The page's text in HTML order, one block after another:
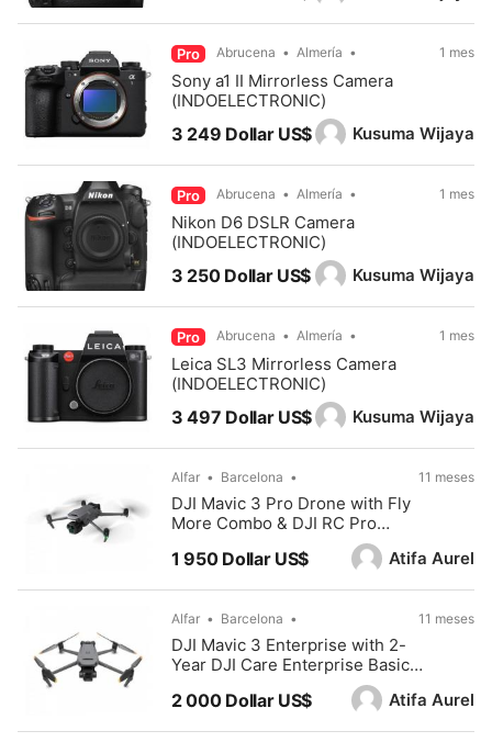
Kusuma Wijaya
Pro Abrucena Almería 1 mes
Sony a1 II Mirrorless Camera
(INDOELECTRONIC)
3 249 Dollar US$
Kusuma Wijaya
Pro Abrucena Almería 1 mes
Nikon D6 DSLR Camera
(INDOELECTRONIC)
3 250 Dollar US$
Kusuma Wijaya
Pro Abrucena Almería 1 mes
Leica SL3 Mirrorless Camera
(INDOELECTRONIC)
3 497 Dollar US$
Atifa Aurel
Alfar Barcelona 11 meses
DJI Mavic 3 Pro Drone with Fly
More Combo & DJI RC Pro
1 950 Dollar US$
Atifa Aurel
Alfar Barcelona 11 meses
DJI Mavic 3 Enterprise with 2-
Year DJI Care Enterprise Basic
Plan Kit (INDOELECRONIC)
2 000 Dollar US$